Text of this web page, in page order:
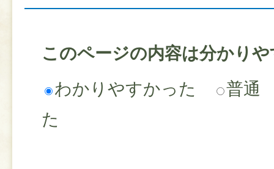
このページの内容は分かり
わかりやすかった
普通
た